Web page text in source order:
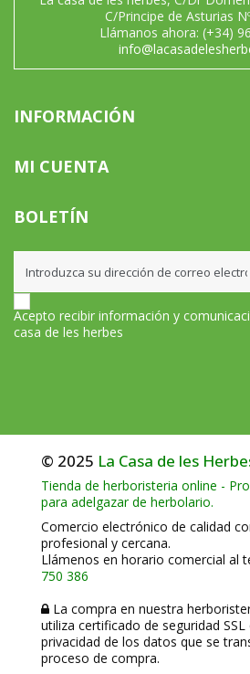
C/Principe de Asturias
Llámanos ahora: (+34)
INFORMACIÓN
MI CUENTA
BOLETÍN
Acepto recibir información y
casa de les herbes
© 2025 La Casa de les
Tienda de herboristeria online -
para adelgazar de herbolario.
Comercio electrónico de calidad
profesional y cercana.
Llámenos en horario comercial al
750 386
La compra en nuestra
utiliza certificado de seguridad
privacidad de los datos que se
proceso de compra.